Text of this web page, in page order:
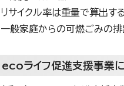
リサイクル率は重量で算出す
一般家庭からの可燃ごみの排
ecoライフ促進支援事業